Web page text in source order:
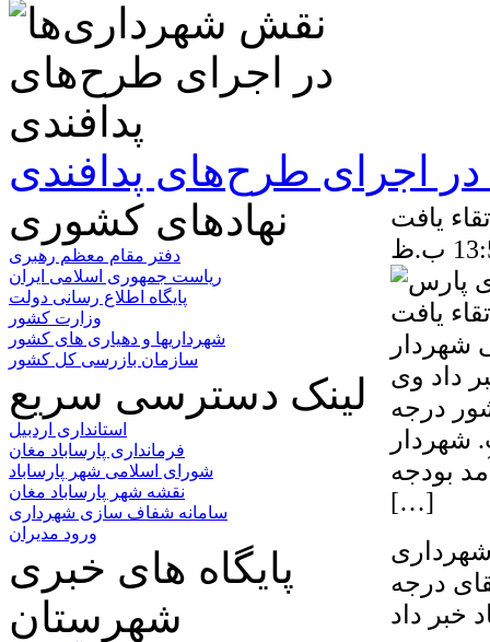
اجرای طرح‌های پدافندی
یافت
شهردار
داد وی
درجه
۹ ارتقا یافت. شهردار
بودجه
[…]
درجه
خبر داد
نهادهای کشوری
دفتر مقام معظم رهبری
ریاست جمهوری اسلامی ایران
پایگاه اطلاع رسانی دولت
وزارت کشور
شهرداریها و دهیاری های کشور
سازمان بازرسی کل کشور
لینک دسترسی سریع
استانداری اردبیل
فرمانداری پارساباد مغان
شورای اسلامی شهر پارساباد
نقشه شهر پارساباد مغان
سامانه شفاف سازی شهرداری
ورود مدیران
پایگاه های خبری
شهرستان